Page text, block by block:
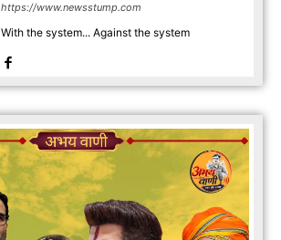
https://www.newsstump.com
With the system... Against the system